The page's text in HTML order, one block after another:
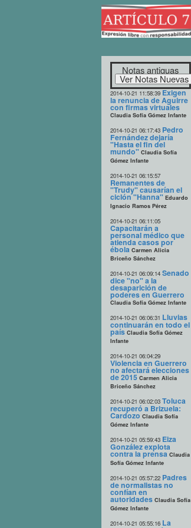
Notas antiguas
2014-10-21 11:58:39 Exigen
la renuncia de Aguirre
con firmas virtuales
Claudia Sofía Gómez Infante
2014-10-21 06:17:43 Pedro
Fernández dejaría
"Hasta el fin del
mundo" Claudia Sofía
Gómez Infante
2014-10-21 06:15:57
Remanentes de
"Trudy" causarían el
ciclón "Hanna" Eduardo
Ignacio Ramos Pérez
2014-10-21 06:11:05
Capacitarán a
personal médico que
atienda casos por
ébola Carmen Alicia
Briceño Sánchez
2014-10-21 06:09:14 Senado
dice "no" a la
desaparición de
poderes en Guerrero
Claudia Sofía Gómez Infante
2014-10-21 06:06:31 Lluvias
continuarán en todo el
país Claudia Sofía Gómez
Infante
2014-10-21 06:04:29
Violencia en Guerrero
no afectará elecciones
de 2015 Carmen Alicia
Briceño Sánchez
2014-10-21 06:02:03 Toluca
recuperó a Brizuela:
Cardozo Claudia Sofía
Gómez Infante
2014-10-21 05:59:43 Eiza
González explota
contra la prensa Claudia
Sofía Gómez Infante
2014-10-21 05:57:22 Padres
de normalistas no
confían en
autoridades Claudia Sofía
Gómez Infante
2014-10-21 05:55:16 La